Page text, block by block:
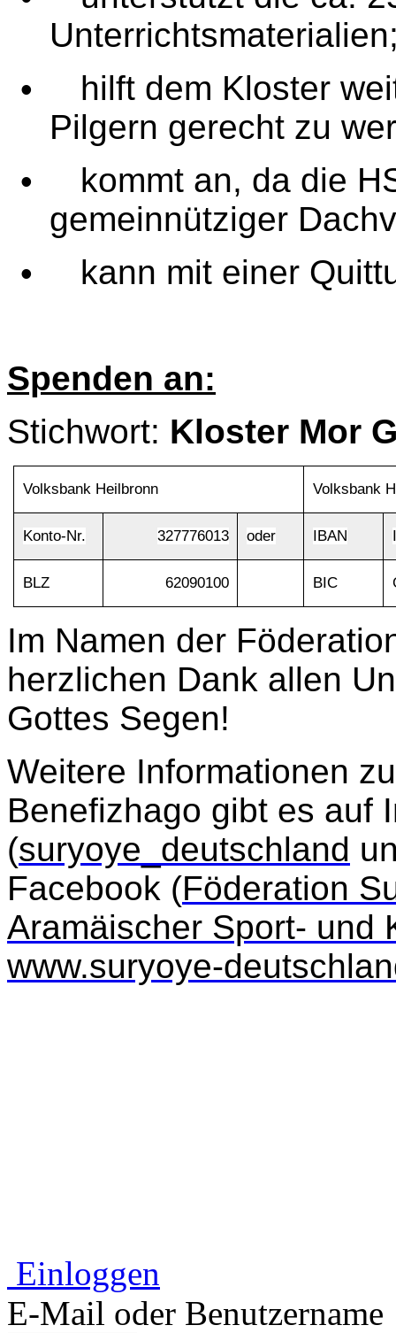
•
hilft dem Kloster
Pilgern gerecht zu
•
kommt an, da die
gemeinnütziger
•
kann mit einer
Spenden an:
Stichwort: Kloster Mor
Volksbank Heilbronn Volksbank
Konto-Nr. 327776013 oder IBAN
BLZ 62090100 BIC
Im Namen der
herzlichen Dank allen
Gottes Segen!
Weitere Informationen
Benefizhago gibt es auf
(suryoye_deutschland
Facebook (Föderation
Aramäischer Sport- und
www.suryoye-
Einloggen
E-Mail oder Benutzername